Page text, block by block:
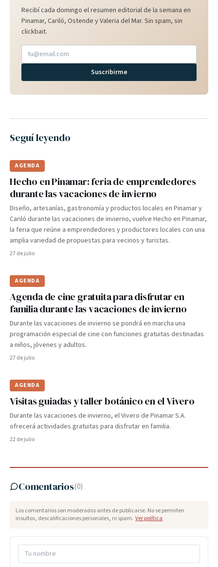
Recibí cada domingo el resumen editorial de la semana en
Pinamar, Cariló, Ostende y Valeria del Mar. Sin spam, sin
clickbait.
Suscribirme
Seguí leyendo
AGENDA
Hecho en Pinamar: feria de emprendedores
durante las vacaciones de invierno
Diseño, artesanías, gastronomía y productos locales en Pinamar y
Cariló durante las vacaciones de invierno, vuelve Hecho en Pinamar,
la feria que reúne a emprendedores y productores locales con una
amplia variedad de propuestas para vecinos y turistas.
27 de julio
AGENDA
Agenda de cine gratuita para disfrutar en
familia durante las vacaciones de invierno
Durante las vacaciones de invierno se pondrá en marcha una
programación especial de cine con funciones gratuitas destinadas
a niños, jóvenes y adultos.
27 de julio
AGENDA
Visitas guiadas y taller botánico en el Vivero
Durante las vacaciones de invierno, el Vivero de Pinamar S.A.
ofrecerá actividades gratuitas para disfrutar en familia.
22 de julio
Comentarios(0)
Los comentarios son moderados antes de publicarse. No se permiten
insultos, descalificaciones personales, ni spam. Ver política